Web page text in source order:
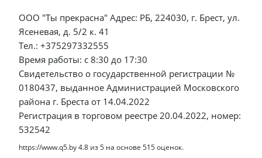
ООО "Ты прекрасна" Адрес: РБ, 224030, г. Брест, ул.
Ясеневая, д. 5/2 к. 41
Тел.: +375297332555
Время работы: с 8:30 до 17:30
Свидетельство о государственной регистрации №
0180437, выданное Администрацией Московского
района г. Бреста от 14.04.2022
Регистрация в торговом реестре 20.04.2022, номер:
532542
https://www.q5.by4.8 из5 на основе 515оценок.